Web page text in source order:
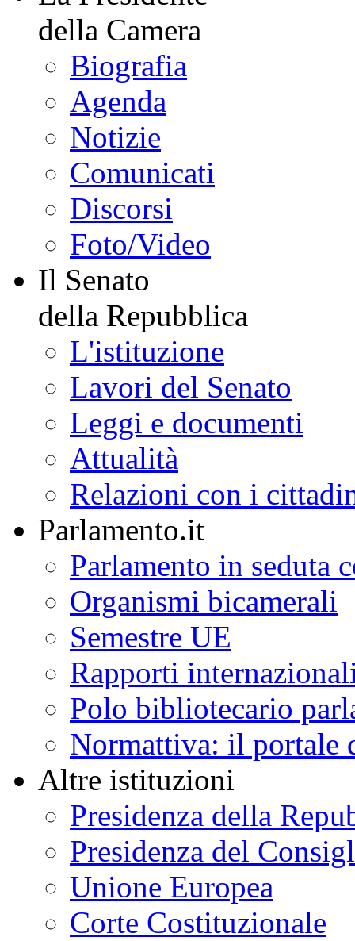
della Camera
Biografia
Agenda
Notizie
Comunicati
Discorsi
Foto/Video
Il Senato
della Repubblica
L'istituzione
Lavori del Senato
Leggi e documenti
Attualità
Relazioni con i
Parlamento.it
Parlamento in seduta
Organismi bicamerali
Semestre UE
Rapporti
Polo bibliotecario
Normattiva: il portale
Altre istituzioni
Presidenza della
Presidenza del
Unione Europea
Corte Costituzionale